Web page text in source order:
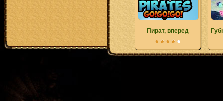
Пират, вперед